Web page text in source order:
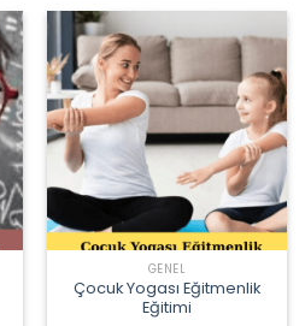
GENEL
Çocuk Yogası Eğitmenlik
Eğitimi